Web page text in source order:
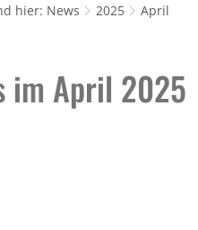
hier: News 2025 April
im April 2025